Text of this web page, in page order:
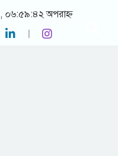
০৬:৫৯:৪২ অপরাহ্ন